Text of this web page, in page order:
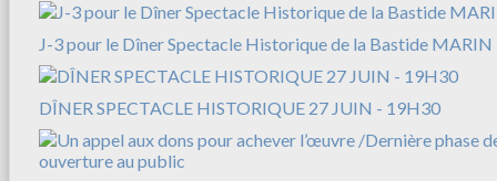
J-3 pour le Dîner Spectacle Historique de la Bastide MARIN
DÎNER SPECTACLE HISTORIQUE 27 JUIN - 19H30